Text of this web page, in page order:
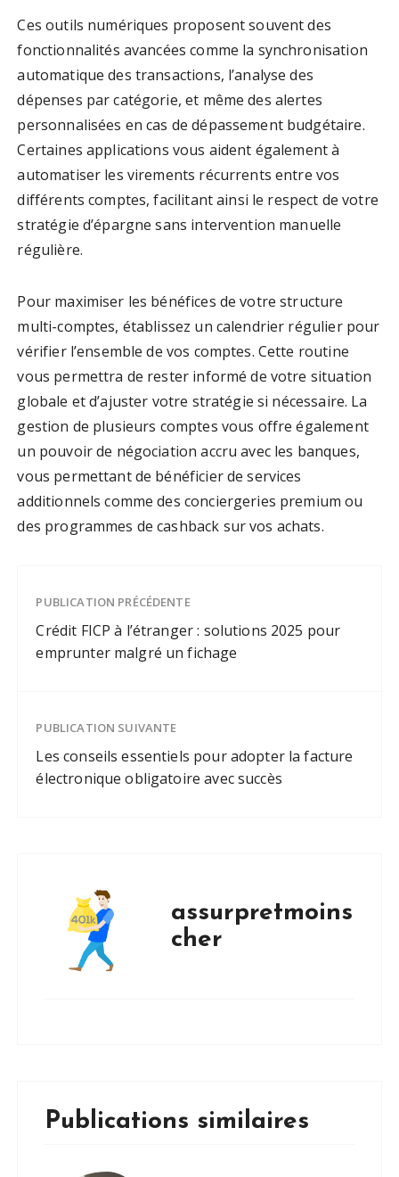
Ces outils numériques proposent souvent des
fonctionnalités avancées comme la synchronisation
automatique des transactions, l’analyse des
dépenses par catégorie, et même des alertes
personnalisées en cas de dépassement budgétaire.
Certaines applications vous aident également à
automatiser les virements récurrents entre vos
différents comptes, facilitant ainsi le respect de votre
stratégie d’épargne sans intervention manuelle
régulière.
Pour maximiser les bénéfices de votre structure
multi-comptes, établissez un calendrier régulier pour
vérifier l’ensemble de vos comptes. Cette routine
vous permettra de rester informé de votre situation
globale et d’ajuster votre stratégie si nécessaire. La
gestion de plusieurs comptes vous offre également
un pouvoir de négociation accru avec les banques,
vous permettant de bénéficier de services
additionnels comme des conciergeries premium ou
des programmes de cashback sur vos achats.
PUBLICATION PRÉCÉDENTE
Crédit FICP à l’étranger : solutions 2025 pour
emprunter malgré un fichage
PUBLICATION SUIVANTE
Les conseils essentiels pour adopter la facture
électronique obligatoire avec succès
assurpretmoins
cher
Publications similaires